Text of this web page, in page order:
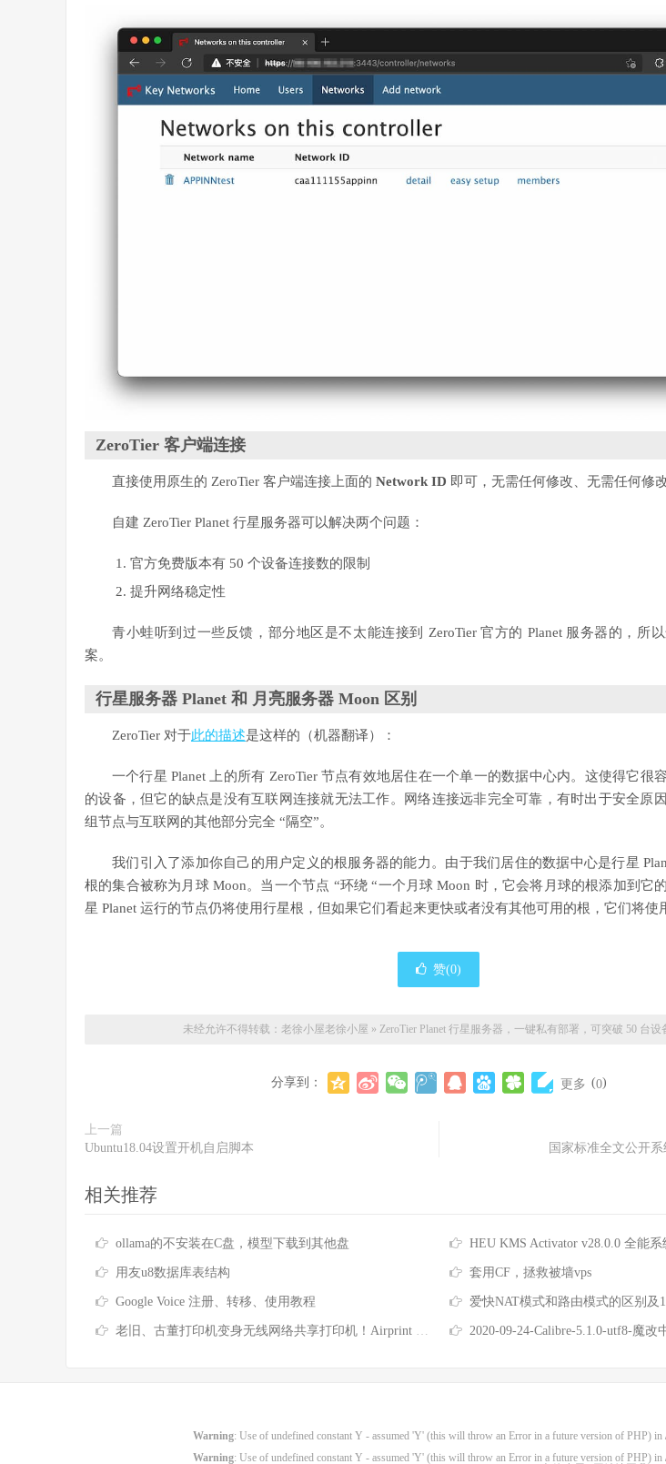
ZeroTier 客户端连接
直接使用原生的 ZeroTier 客户端连接上面的 Network ID 即可，无需任何修改、无需任何修
自建 ZeroTier Planet 行星服务器可以解决两个问题：
官方免费版本有 50 个设备连接数的限制
提升网络稳定性
青小蛙听到过一些反馈，部分地区是不太能连接到 ZeroTier 官方的 Planet 服务器的，所
案。
行星服务器 Planet 和 月亮服务器 Moon 区别
ZeroTier 对于此的描述是这样的（机器翻译）：
一个行星 Planet 上的所有 ZeroTier 节点有效地居住在一个单一的数据中心内。这使得它很
的设备，但它的缺点是没有互联网连接就无法工作。网络连接远非完全可靠，有时出于安全原
组节点与互联网的其他部分完全 “隔空”。
我们引入了添加你自己的用户定义的根服务器的能力。​由于我们居住的数据中心是行星
根的集合被称为月球 Moon。当一个节点 “环绕 “一个月球 Moon 时，它会将月球的根添加到它
星 Planet 运行的节点仍将使用行星根，但如果它们看起来更快或者没有其他可用的根，它们将使
赞(0)
未经允许不得转载：老徐小屋老徐小屋 » ZeroTier Planet 行星服务器，一键私有部署，可突破 50 台设
分享到： 更多 (0)
上一篇
Ubuntu18.04设置开机自启脚本
国家标准全文公开
相关推荐
ollama的不安装在C盘，模型下载到其他盘 HEU KMS Activator v28.0.0 全能
用友u8数据库表结构 套用CF，拯救被墙vps
Google Voice 注册、转移、使用教程 爱快NAT模式和路由模式的区别及
老旧、古董打印机变身无线网络共享打印机！Airprint 无线打印服务器！免驱打印！ 2020-09-24-Calibre-5.1.0-utf8-魔
Warning: Use of undefined constant Y - assumed 'Y' (this will throw an Error in a future version of PHP) in
Warning: Use of undefined constant Y - assumed 'Y' (this will throw an Error in a future version of PHP) in